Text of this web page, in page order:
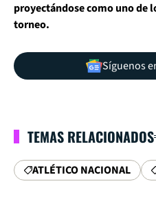
proyectándose como uno de
torneo.
Síguenos
TEMAS RELACIONADOS
ATLÉTICO NACIONAL